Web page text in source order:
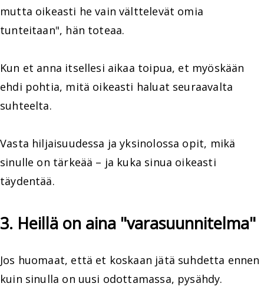
mutta oikeasti he vain välttelevät omia
tunteitaan", hän toteaa.
Kun et anna itsellesi aikaa toipua, et myöskään
ehdi pohtia, mitä oikeasti haluat seuraavalta
suhteelta.
Vasta hiljaisuudessa ja yksinolossa opit, mikä
sinulle on tärkeää – ja kuka sinua oikeasti
täydentää.
3. Heillä on aina "varasuunnitelma"
Jos huomaat, että et koskaan jätä suhdetta ennen
kuin sinulla on uusi odottamassa, pysähdy.